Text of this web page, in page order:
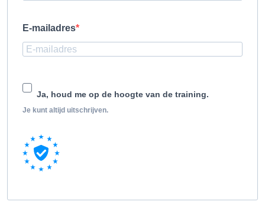
E-mailadres
Ja, houd me op de hoogte van de training.
Je kunt altijd uitschrijven.